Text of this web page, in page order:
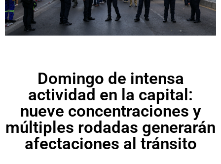
Domingo de intensa
actividad en la capital:
nueve concentraciones y
múltiples rodadas generarán
afectaciones al tránsito